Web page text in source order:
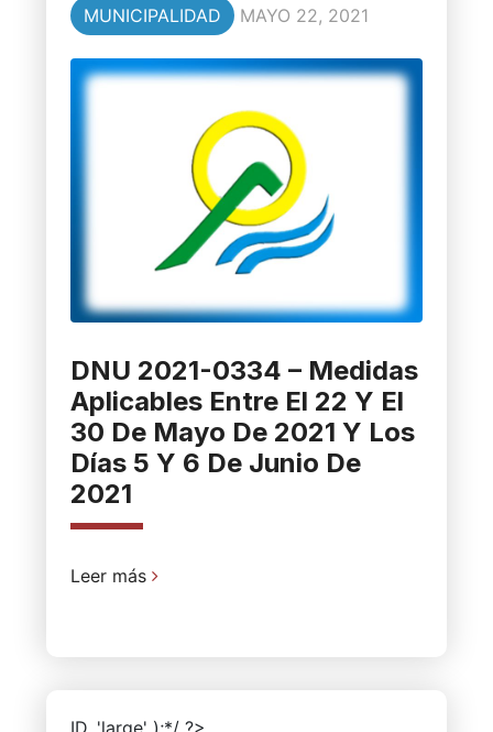
MUNICIPALIDAD
MAYO 22, 2021
DNU 2021-0334 – Medidas
Aplicables Entre El 22 Y El
30 De Mayo De 2021 Y Los
Días 5 Y 6 De Junio De
2021
Leer más